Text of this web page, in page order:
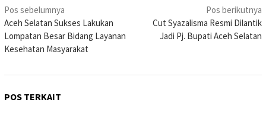
Navigasi
pos
Pos sebelumnya
Aceh Selatan Sukses Lakukan
Lompatan Besar Bidang Layanan
Kesehatan Masyarakat
Pos berikutnya
Cut Syazalisma Resmi Dilantik
Jadi Pj. Bupati Aceh Selatan
POS TERKAIT